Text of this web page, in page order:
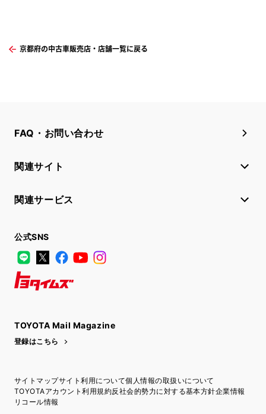
京都府の中古車販売店・店舗一覧に戻る
FAQ・お問い合わせ
関連サイト
関連サービス
公式SNS
LINE
X FacebookYouTube
TOYOTA Mail Magazine
登録はこちら
サイトマップサイト利用について個人情報の取扱いについて
TOYOTAアカウント利用規約反社会的勢力に対する基本方針企業情報
リコール情報